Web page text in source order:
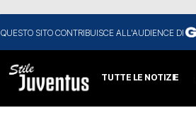
QUESTO SITO CONTRIBUISCE ALL'AUDIENCE DI
TUTTE LE NOTIZIE